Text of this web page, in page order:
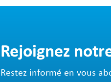
Rejoignez
Restez informé en vous